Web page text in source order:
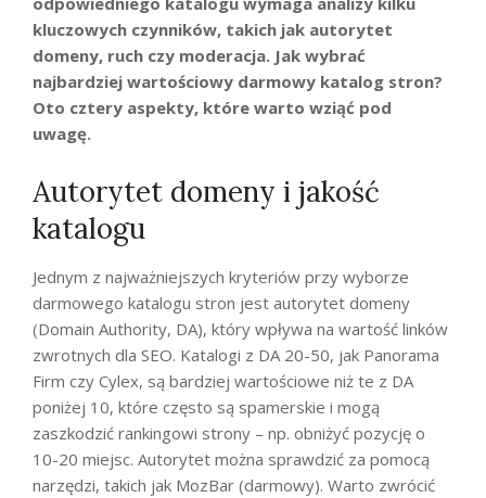
kluczowych czynników, takich jak autorytet
domeny, ruch czy moderacja. Jak wybrać
najbardziej wartościowy darmowy katalog stron?
Oto cztery aspekty, które warto wziąć pod
uwagę.
Autorytet domeny i jakość
katalogu
Jednym z najważniejszych kryteriów przy wyborze
darmowego katalogu stron jest autorytet domeny
(Domain Authority, DA), który wpływa na wartość linków
zwrotnych dla SEO. Katalogi z DA 20-50, jak Panorama
Firm czy Cylex, są bardziej wartościowe niż te z DA
poniżej 10, które często są spamerskie i mogą
zaszkodzić rankingowi strony – np. obniżyć pozycję o
10-20 miejsc. Autorytet można sprawdzić za pomocą
narzędzi, takich jak MozBar (darmowy). Warto zwrócić